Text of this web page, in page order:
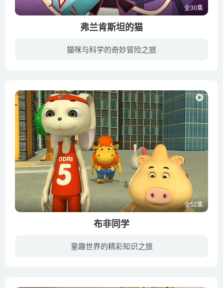
全30集
弗兰肯斯坦的猫
猫咪与科学的奇妙冒险之旅
全52集
布非同学
童趣世界的精彩知识之旅